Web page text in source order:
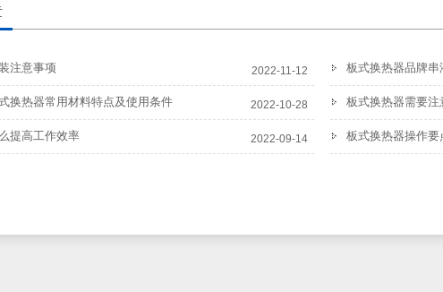
注意事项 2022-11-12 板式换热器品牌
换热器常用材料特点及使用条件 2022-10-28 板式换热器需要注
提高工作效率 2022-09-14 板式换热器操作要